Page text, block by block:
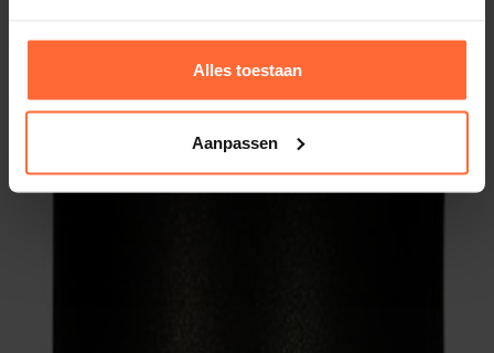
Alles toestaan
Aanpassen